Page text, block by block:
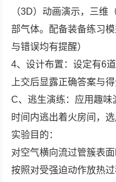
（3D）动画演示，三维
部气体。配备装备练习
与错误均有提醒）
4、设计布置：设定有6
上交后显露正确答案与
C、逃生演练：应用趣
时间内逃出着火房间，
实验目的：
对空气横向流过管簇表
按照对受强迫动作放热